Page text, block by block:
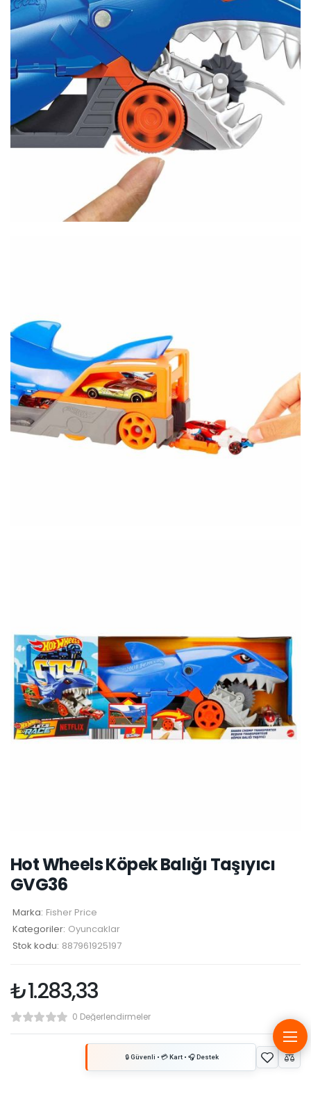
Hot Wheels Köpek Balığı Taşıyıcı
GVG36
Marka: Fisher Price
Kategoriler: Oyuncaklar
Stok kodu: 887961925197
₺1.283,33
0 Değerlendirmeler